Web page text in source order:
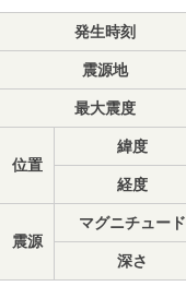
発生時刻
震源地
最大震度
位置
緯度
経度
震源
マグニチュード
深さ